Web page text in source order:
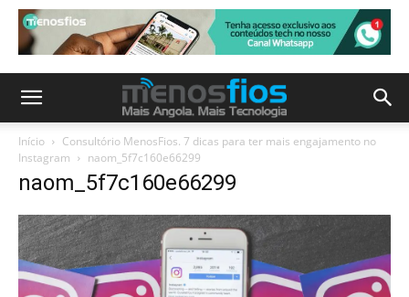
Início
Consultório MenosFios. 7 dicas para ter mais engajamento no
Instagram
naom_5f7c160e66299
naom_5f7c160e66299